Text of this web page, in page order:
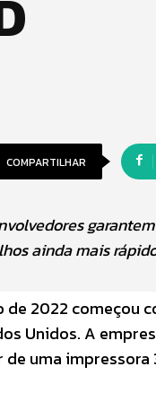
COMPARTILHAR
ainda mais
de 2022 começou
Unidos. A
uma impressora